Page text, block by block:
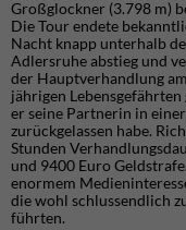
Großglockner (3.798 m)
Die Tour endete
Nacht knapp unterhalb
Adlersruhe abstieg und
der Hauptverhandlung
jährigen
er seine Partnerin in
zurückgelassen habe.
Stunden
und 9400 Euro
enormem
die wohl schlussendlich
führten.